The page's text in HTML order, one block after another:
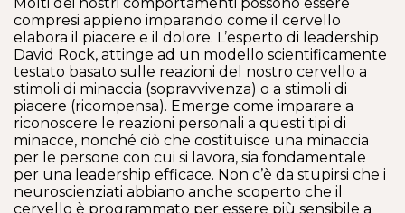
compresi appieno imparando come il cervello
elabora il piacere e il dolore. L’esperto di leadership
David Rock, attinge ad un modello scientificamente
testato basato sulle reazioni del nostro cervello a
stimoli di minaccia (sopravvivenza) o a stimoli di
piacere (ricompensa). Emerge come imparare a
riconoscere le reazioni personali a questi tipi di
minacce, nonché ciò che costituisce una minaccia
per le persone con cui si lavora, sia fondamentale
per una leadership efficace. Non c’è da stupirsi che i
neuroscienziati abbiano anche scoperto che il
cervello è programmato per essere più sensibile a